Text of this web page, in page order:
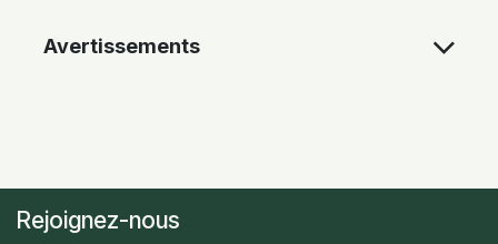
Avertissements
Rejoignez-nous